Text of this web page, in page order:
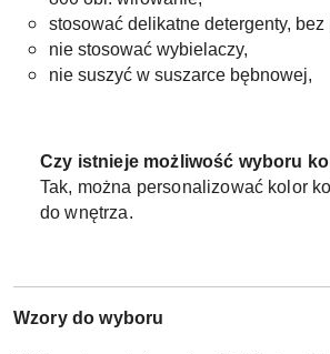
stosować delikatne detergenty, bez
nie stosować wybielaczy,
nie suszyć w suszarce bębnowej,
Czy istnieje możliwość wyboru
Tak, można personalizować kolor
do wnętrza.
Wzory do wyboru